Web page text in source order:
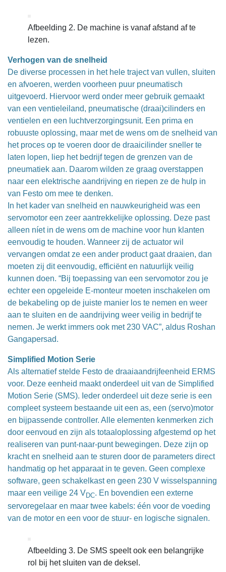
Afbeelding 2. De machine is vanaf afstand af te
lezen.
Verhogen van de snelheid
De diverse processen in het hele traject van vullen, sluiten
en afvoeren, werden voorheen puur pneumatisch
uitgevoerd. Hiervoor werd onder meer gebruik gemaakt
van een ventieleiland, pneumatische (draai)cilinders en
ventielen en een luchtverzorgingsunit. Een prima en
robuuste oplossing, maar met de wens om de snelheid van
het proces op te voeren door de draaicilinder sneller te
laten lopen, liep het bedrijf tegen de grenzen van de
pneumatiek aan. Daarom wilden ze graag overstappen
naar een elektrische aandrijving en riepen ze de hulp in
van Festo om mee te denken.
In het kader van snelheid en nauwkeurigheid was een
servomotor een zeer aantrekkelijke oplossing. Deze past
alleen níet in de wens om de machine voor hun klanten
eenvoudig te houden. Wanneer zij de actuator wil
vervangen omdat ze een ander product gaat draaien, dan
moeten zij dit eenvoudig, efficiënt en natuurlijk veilig
kunnen doen. “Bij toepassing van een servomotor zou je
echter een opgeleide E-monteur moeten inschakelen om
de bekabeling op de juiste manier los te nemen en weer
aan te sluiten en de aandrijving weer veilig in bedrijf te
nemen. Je werkt immers ook met 230 VAC”, aldus Roshan
Gangapersad.
Simplified Motion Serie
Als alternatief stelde Festo de draaiaandrijfeenheid ERMS
voor. Deze eenheid maakt onderdeel uit van de Simplified
Motion Serie (SMS). Ieder onderdeel uit deze serie is een
compleet systeem bestaande uit een as, een (servo)motor
en bijpassende controller. Alle elementen kenmerken zich
door eenvoud en zijn als totaaloplossing afgestemd op het
realiseren van punt-naar-punt bewegingen. Deze zijn op
kracht en snelheid aan te sturen door de parameters direct
handmatig op het apparaat in te geven. Geen complexe
software, geen schakelkast en geen 230 V wisselspanning
maar een veilige 24 VDC. En bovendien een externe
servoregelaar en maar twee kabels: één voor de voeding
van de motor en een voor de stuur- en logische signalen.
Afbeelding 3. De SMS speelt ook een belangrijke
rol bij het sluiten van de deksel.